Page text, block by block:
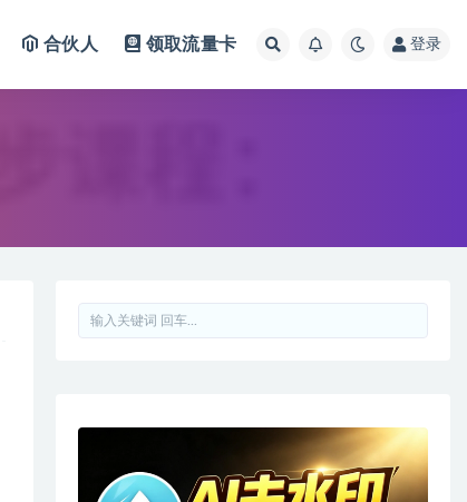
合伙人 领取流量卡 登录